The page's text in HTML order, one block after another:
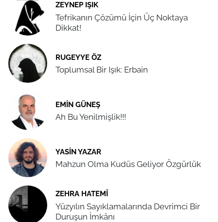
ZEYNEP IŞIK
Tefrikanın Çözümü İçin Üç Noktaya
Dikkat!
RUGEYYE ÖZ
Toplumsal Bir Işık: Erbain
EMIN GÜNEŞ
Ah Bu Yenilmişlik!!!
YASIN YAZAR
Mahzun Olma Kudüs Geliyor Özgürlük
ZEHRA HATEMÎ
Yüzyılın Sayıklamalarında Devrimci Bir
Duruşun İmkânı